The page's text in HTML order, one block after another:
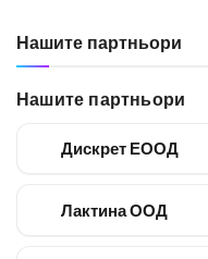
Нашите партньори
Нашите партньори
Дискрет ЕООД
Лактина ООД